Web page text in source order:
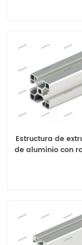
Estructura de
de aluminio con